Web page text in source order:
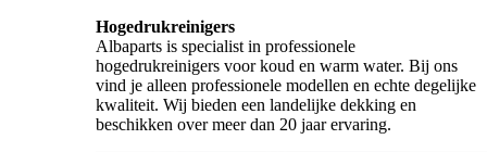
Hogedrukreinigers
Albaparts is specialist in professionele
hogedrukreinigers voor koud en warm water. Bij ons
vind je alleen professionele modellen en echte degelijke
kwaliteit. Wij bieden een landelijke dekking en
beschikken over meer dan 20 jaar ervaring.